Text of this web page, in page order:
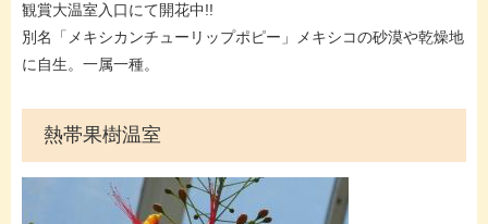
​​観賞大温室入口にて開花中!!
​別名「メキシカンチューリップポピー」メキシコの砂漠や乾燥地
に自生。一属一種。
熱帯果樹温室​​